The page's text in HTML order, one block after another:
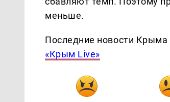
меньше.
Последние новости
«Крым Live»